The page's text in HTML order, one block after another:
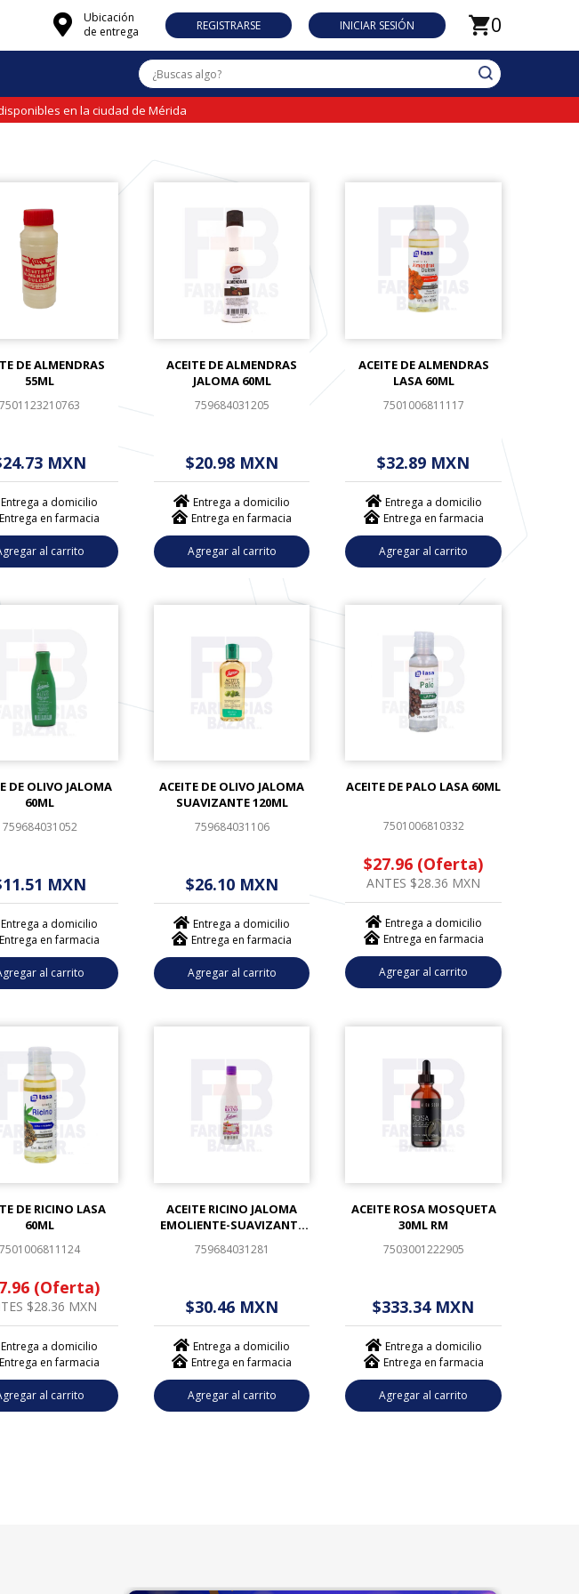
Ubicación
de entrega
REGISTRARSE INICIAR SESIÓN 0
en la ciudad de Mérida
DE ALMENDRAS
55ML
7501123210763
MXN
Entrega a domicilio
Entrega en farmacia
al carrito
ACEITE DE ALMENDRAS
JALOMA 60ML
759684031205
$20.98 MXN
Entrega a domicilio
Entrega en farmacia
Agregar al carrito
ACEITE DE ALMENDRAS
LASA 60ML
7501006811117
$32.89 MXN
Entrega a domicilio
Entrega en farmacia
Agregar al carrito
DE OLIVO JALOMA
60ML
759684031052
MXN
Entrega a domicilio
Entrega en farmacia
al carrito
ACEITE DE OLIVO JALOMA
SUAVIZANTE 120ML
759684031106
$26.10 MXN
Entrega a domicilio
Entrega en farmacia
Agregar al carrito
ACEITE DE PALO LASA 60ML
7501006810332
$27.96 (Oferta)
ANTES $28.36 MXN
Entrega a domicilio
Entrega en farmacia
Agregar al carrito
DE RICINO LASA
60ML
7501006811124
(Oferta)
$28.36 MXN
Entrega a domicilio
Entrega en farmacia
al carrito
ACEITE RICINO JALOMA
EMOLIENTE-SUAVIZANTE
759684031281
$30.46 MXN
Entrega a domicilio
Entrega en farmacia
Agregar al carrito
ACEITE ROSA MOSQUETA
30ML RM
7503001222905
$333.34 MXN
Entrega a domicilio
Entrega en farmacia
Agregar al carrito